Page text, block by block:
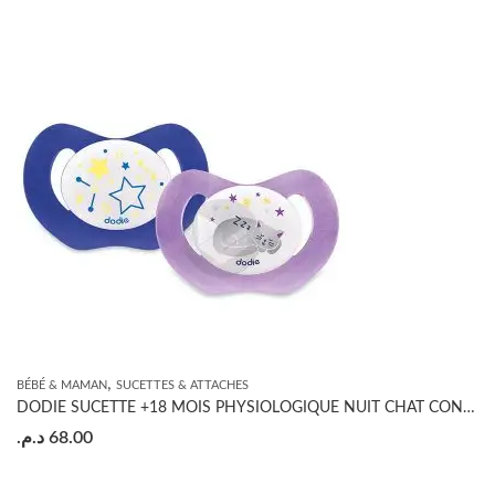
BÉBÉ & MAMAN, SUCETTES & ATTACHES
DODIE SUCETTE +18 MOIS PHYSIOLOGIQUE NUIT CHAT CONSTELLATIONS
68.00 د.م.